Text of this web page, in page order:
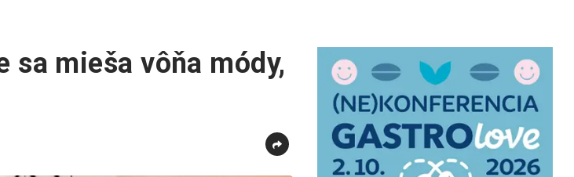
sa mieša vôňa módy,